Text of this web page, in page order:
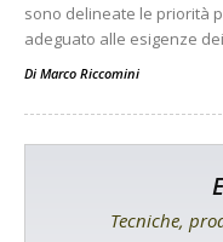
sono delineate le priorità
adeguato alle esigenze
Di Marco Riccomini
Tecniche,